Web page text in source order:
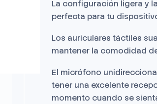
La configuración ligera y
perfecta para tu
Los auriculares táctiles
mantener la comodidad
El micrófono
tener una excelente
momento cuando se